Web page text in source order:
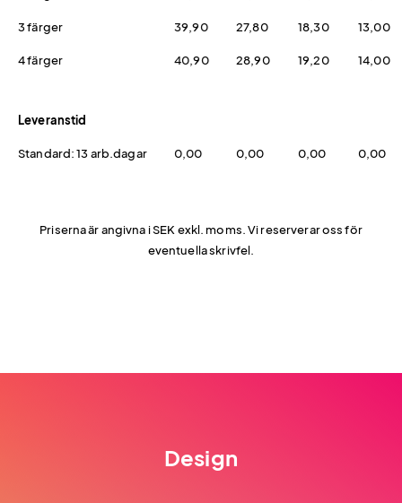
3 färger 39,90 27,80 18,30 13,00
4 färger 40,90 28,90 19,20 14,00
Leveranstid
Standard: 13 arb.dagar 0,00 0,00 0,00 0,00
Priserna är angivna i SEK exkl. moms. Vi reserverar oss för
eventuella skrivfel.
Design